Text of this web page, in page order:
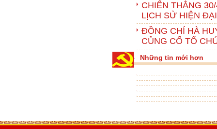
CHIẾN THẮNG
LỊCH SỬ HIỆN
ĐỒNG CHÍ HÀ
CỦNG CỐ TỔ
Những tin mới hơn